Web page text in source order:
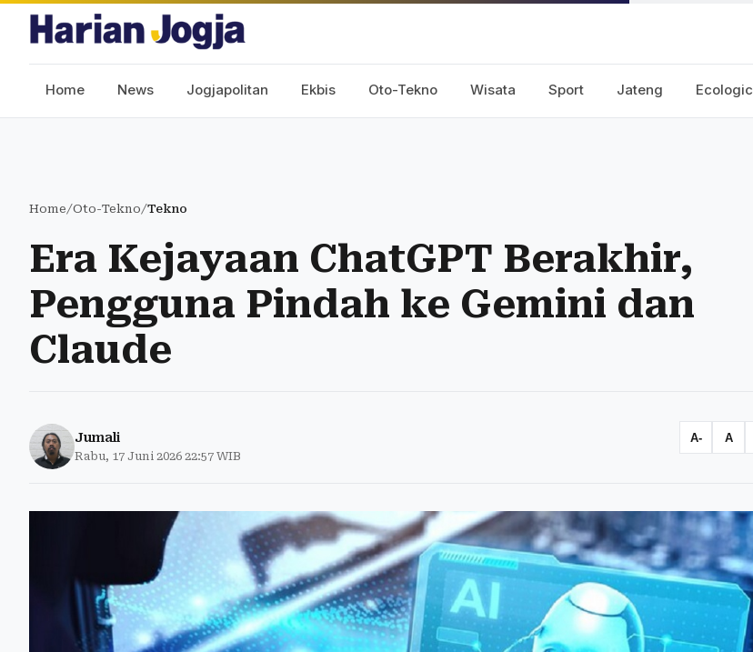
Home News Jogjapolitan Ekbis Oto-Tekno Wisata Sport Jateng Ecologic
Home/Oto-Tekno/Tekno
Era Kejayaan ChatGPT Berakhir,
Pengguna Pindah ke Gemini dan
Claude
Jumali
Rabu, 17 Juni 2026 22:57 WIB
A- A